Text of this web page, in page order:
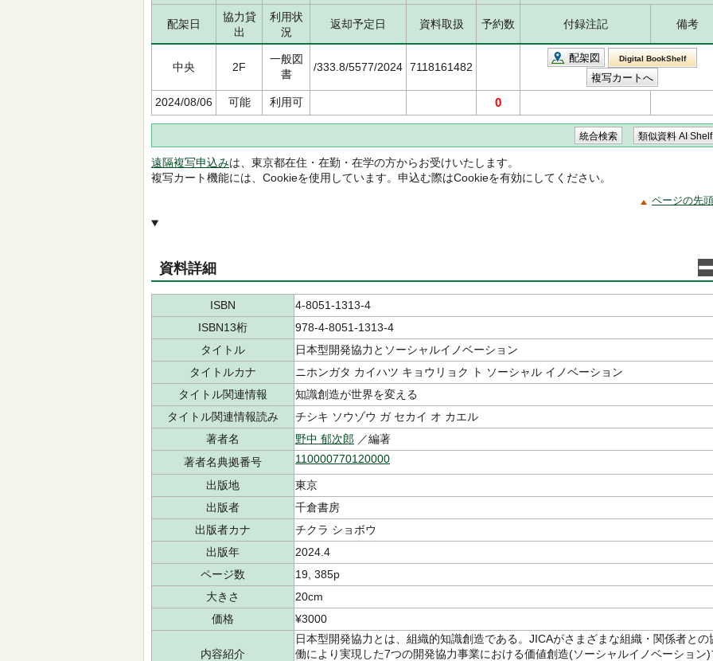
配架日
協力貸
出
利用状
況
返却予定日 資料取扱 予約数 付録注記 備考
中央 2F
一般図
書
/333.8/5577/2024 7118161482
配架図 Digital BookShelf
2024/08/06 可能 利用可 0
遠隔複写申込みは、東京都在住・在勤・在学の方からお受けいたします。
複写カート機能には、Cookieを使用しています。申込む際はCookieを有効にしてください。
ページの先
資料詳細
ISBN
4-8051-1313-4
ISBN13桁
978-4-8051-1313-4
タイトル
日本型開発協力とソーシャルイノベーション
タイトルカナ
ニホンガタ カイハツ キョウリョク ト ソーシャル イノベーション
タイトル関連情報
知識創造が世界を変える
タイトル関連情報読み
チシキ ソウゾウ ガ セカイ オ カエル
著者名
野中 郁次郎 ／編著
著者名典拠番号
110000770120000
出版地
東京
出版者
千倉書房
出版者カナ
チクラ ショボウ
出版年
2024.4
ページ数
19, 385p
大きさ
20cm
価格
¥3000
内容紹介
日本型開発協力とは、組織的知識創造である。JICAがさまざまな組織・関係者との
働により実現した7つの開発協力事業における価値創造(ソーシャルイノベーション)